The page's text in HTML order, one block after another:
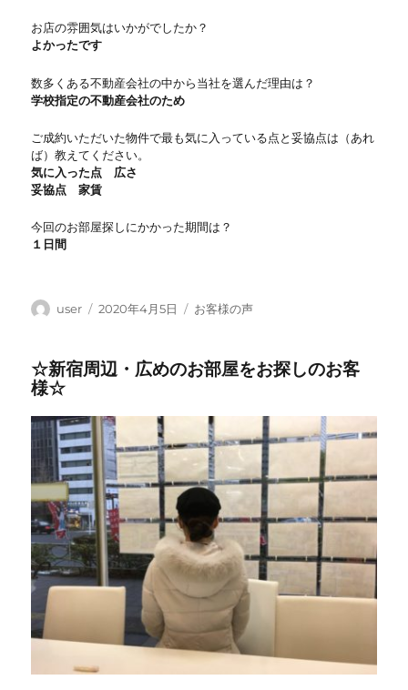
お店の雰囲気はいかがでしたか？
よかったです
数多くある不動産会社の中から当社を選んだ理由は？
学校指定の不動産会社のため
ご成約いただいた物件で最も気に入っている点と妥協点は（あれ
ば）教えてください。
気に入った点 広さ
妥協点 家賃
今回のお部屋探しにかかった期間は？
１日間
投
user
投
2020年4月5日
カ
リ
お客様の声
☆新宿周辺・広めのお部屋をお探しのお客
様☆